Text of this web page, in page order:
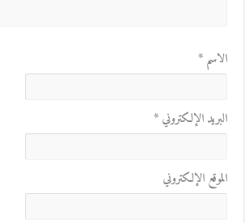
الاسم*
البريد الإلكتروني*
الموقع الإلكتروني